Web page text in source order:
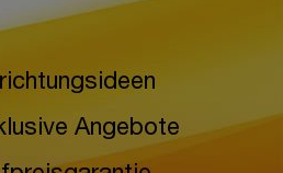
Angebote